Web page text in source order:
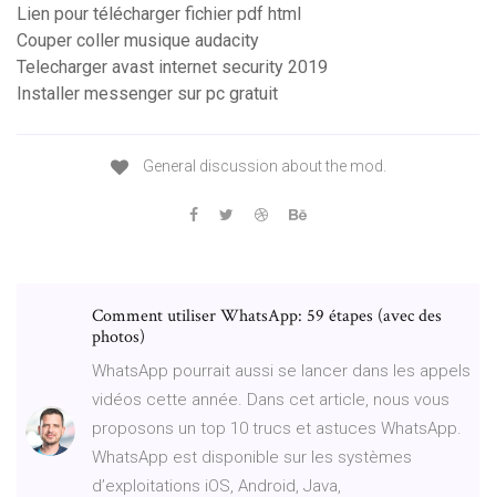
Lien pour télécharger fichier pdf html
Couper coller musique audacity
Telecharger avast internet security 2019
Installer messenger sur pc gratuit
General discussion about the mod.
Comment utiliser WhatsApp: 59 étapes (avec des
photos)
WhatsApp pourrait aussi se lancer dans les appels
vidéos cette année. Dans cet article, nous vous
proposons un top 10 trucs et astuces WhatsApp.
WhatsApp est disponible sur les systèmes
d’exploitations iOS, Android, Java,